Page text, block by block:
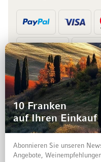
10 Franken
auf Ihren Einkauf
Abonnieren Sie unseren
Angebote,